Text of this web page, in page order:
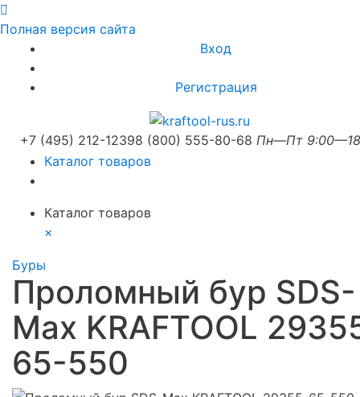
Полная версия сайта
Вход
Регистрация
+7 (495) 212-12398 (800) 555-80-68 Пн—Пт
Каталог товаров
Каталог товаров
×
Буры
Проломный бур SDS-
Max KRAFTOOL
65-550